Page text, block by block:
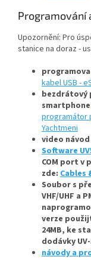
Programování
Upozornění: Pro
stanice na doraz -
kabel USB -
bezdrátový
programátor
Yachtmeni
video návod
Software
COM port v
zde: Cables
Soubor s
VHF/UHF a
verze
24MB, ke
dodávky
návody a